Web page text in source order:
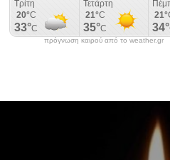
πρόγνωση καιρού από το weather.gr